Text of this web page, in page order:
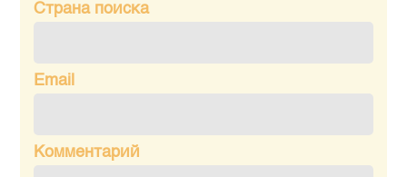
Страна поиска
Email
Комментарий